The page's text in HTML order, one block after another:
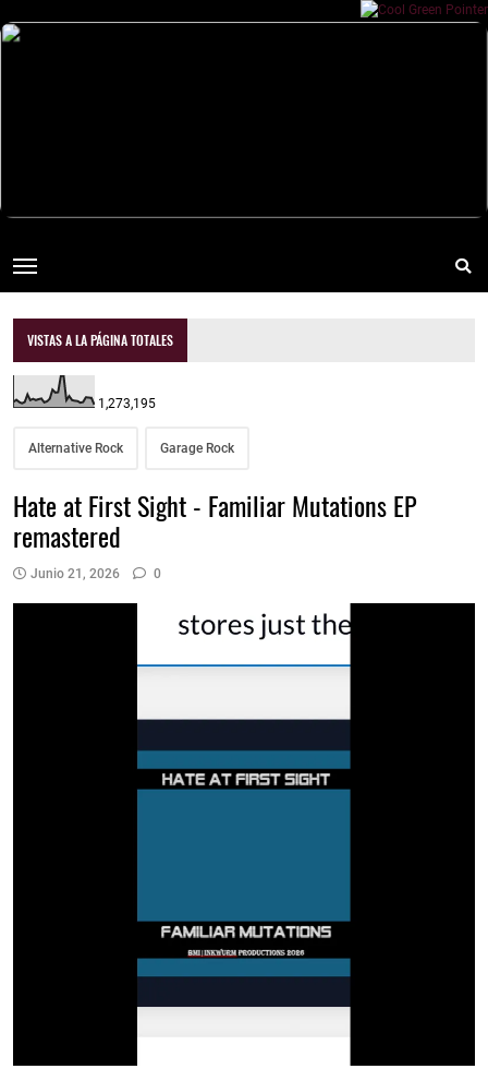
VISTAS A LA PÁGINA TOTALES
1,273,195
Alternative Rock Garage Rock
Hate at First Sight - Familiar Mutations EP
remastered
Junio 21, 2026 0